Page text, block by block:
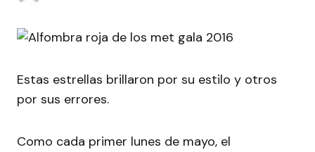
Estas estrellas brillaron por su estilo y otros
por sus errores.
Como cada primer lunes de mayo, el